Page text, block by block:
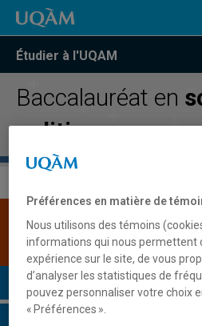
Étudier à l'UQAM
Baccalauréat en
politique
Une version plus
disponible.Cliquez ici
Présentation du programme
Préférences en matière de
Nous utilisons des témoins
informations qui nous permettent
expérience sur le site, de vous
d’analyser les statistiques de
pouvez personnaliser votre choix
« Préférences ».